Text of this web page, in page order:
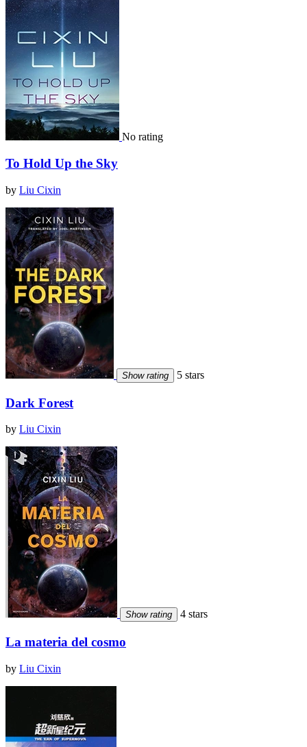
No rating
To Hold Up the Sky
by Liu Cixin
Show rating 5 stars
Dark Forest
by Liu Cixin
Show rating 4 stars
La materia del cosmo
by Liu Cixin